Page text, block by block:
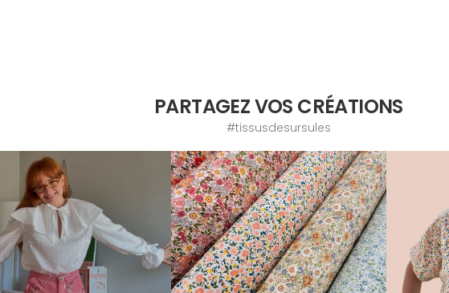
PARTAGEZ VOS CRÉATIONS
#tissusdesursules